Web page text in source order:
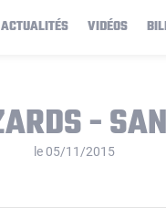
ACTUALITÉS VIDÉOS
-
le 05/11/2015